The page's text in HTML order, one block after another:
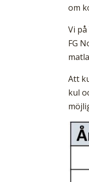
om
Vi
FG
Att
kul